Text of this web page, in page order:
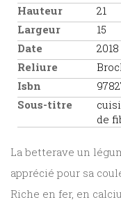
Hauteur
21
Largeur
15
Date
2018
Reliure
Isbn
Sous-titre
de
La betterave un
apprécié pour sa
Riche en fer, en